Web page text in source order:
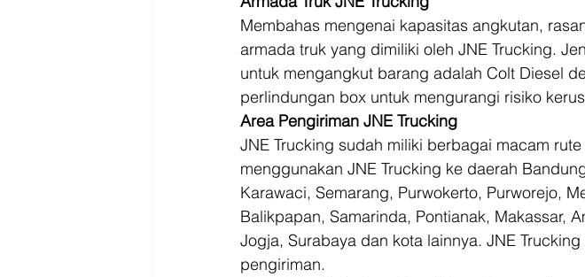
Membahas mengenai kapasitas angkutan,
armada truk yang dimiliki oleh JNE Trucking.
untuk mengangkut barang adalah Colt Diesel
perlindungan box untuk mengurangi risiko
Area Pengiriman JNE Trucking
JNE Trucking sudah miliki berbagai macam
menggunakan JNE Trucking ke daerah
Karawaci, Semarang, Purwokerto, Purworejo,
Balikpapan, Samarinda, Pontianak, Makassar,
Jogja, Surabaya dan kota lainnya. JNE
pengiriman.